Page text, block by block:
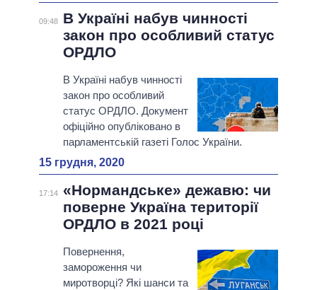
09:48
В Україні набув чинності
закон про особливий статус
ОРДЛО
В Україні набув чинності
закон про особливий
статус ОРДЛО. Документ
офіційно опубліковано в
парламентській газеті Голос України.
15 грудня, 2020
17:14
«Нормандське» дежавю: чи
поверне Україна території
ОРДЛО в 2021 році
Повернення,
замороження чи
миротворці? Які шанси та